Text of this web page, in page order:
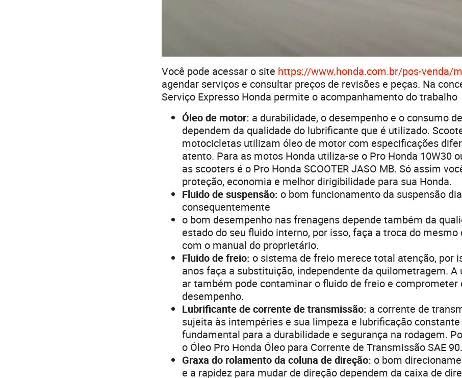
Você pode acessar o site https://www.honda.com.br/pos-venda/
agendar serviços e consultar preços de revisões e peças. Na
Serviço Expresso Honda permite o acompanhamento do trabalho
Óleo de motor: a durabilidade, o desempenho e o consumo
dependem da qualidade do lubrificante que é utilizado.
motocicletas utilizam óleo de motor com especificações
atento. Para as motos Honda utiliza-se o Pro Honda 10W30
as scooters é o Pro Honda SCOOTER JASO MB. Só assim
proteção, economia e melhor dirigibilidade para sua Honda.
Fluido de suspensão: o bom funcionamento da suspensão
consequentemente
o bom desempenho nas frenagens depende também da
estado do seu fluido interno, por isso, faça a troca do mesmo
com o manual do proprietário.
Fluido de freio: o sistema de freio merece total atenção, por
anos faça a substituição, independente da quilometragem. A
ar também pode contaminar o fluido de freio e comprometer
desempenho.
Lubrificante de corrente de transmissão: a corrente de
sujeita às intempéries e sua limpeza e lubrificação constante
fundamental para a durabilidade e segurança na rodagem.
o Óleo Pro Honda Óleo para Corrente de Transmissão SAE 90.
Graxa do rolamento da coluna de direção: o bom
e a rapidez para mudar de direção dependem da caixa de